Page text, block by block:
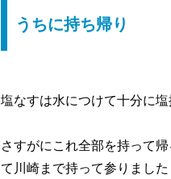
うちに持ち帰り
塩なすは水につけて十分に
さすがにこれ全部を持って
て川崎まで持って参りました